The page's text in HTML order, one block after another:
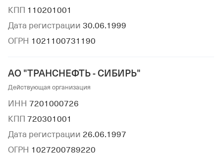
КПП 110201001
Дата регистрации 30.06.1999
ОГРН 1021100731190
АО "ТРАНСНЕФТЬ - СИБИРЬ"
Действующая организация
ИНН 7201000726
КПП 720301001
Дата регистрации 26.06.1997
ОГРН 1027200789220